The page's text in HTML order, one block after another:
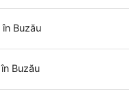
în Buzău
în Buzău